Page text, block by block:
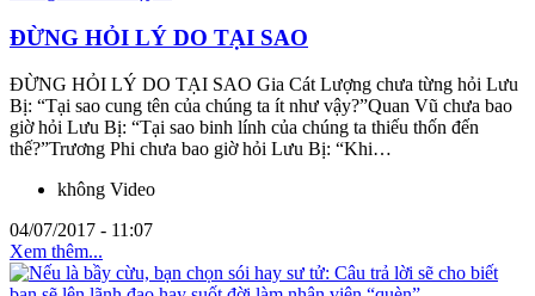
ĐỪNG HỎI LÝ DO TẠI SAO
ĐỪNG HỎI LÝ DO TẠI SAO Gia Cát Lượng chưa từng hỏi Lưu
Bị: “Tại sao cung tên của chúng ta ít như vậy?”Quan Vũ chưa bao
giờ hỏi Lưu Bị: “Tại sao binh lính của chúng ta thiếu thốn đến
thế?”Trương Phi chưa bao giờ hỏi Lưu Bị: “Khi…
không Video
04/07/2017 - 11:07
Xem thêm...